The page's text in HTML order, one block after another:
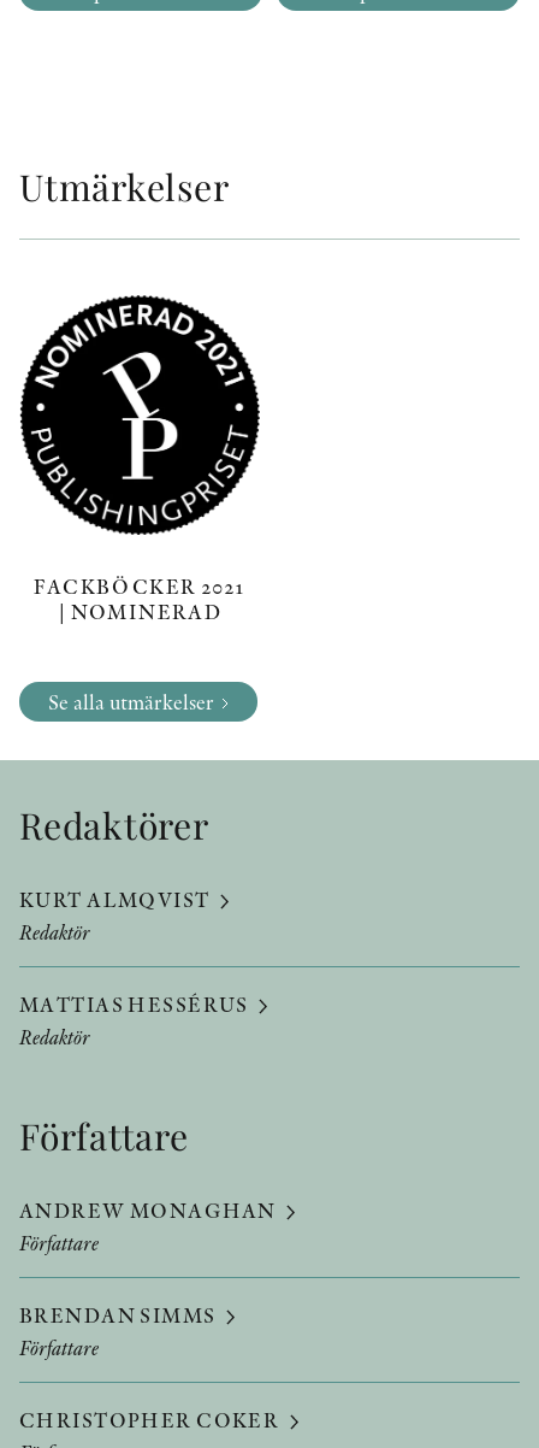
Utmärkelser
FACKBÖCKER 2021
| NOMINERAD
Se alla utmärkelser
Redaktörer
KURT ALMQVIST
Redaktör
MATTIAS HESSÉRUS
Redaktör
Författare
ANDREW MONAGHAN
Författare
BRENDAN SIMMS
Författare
CHRISTOPHER COKER